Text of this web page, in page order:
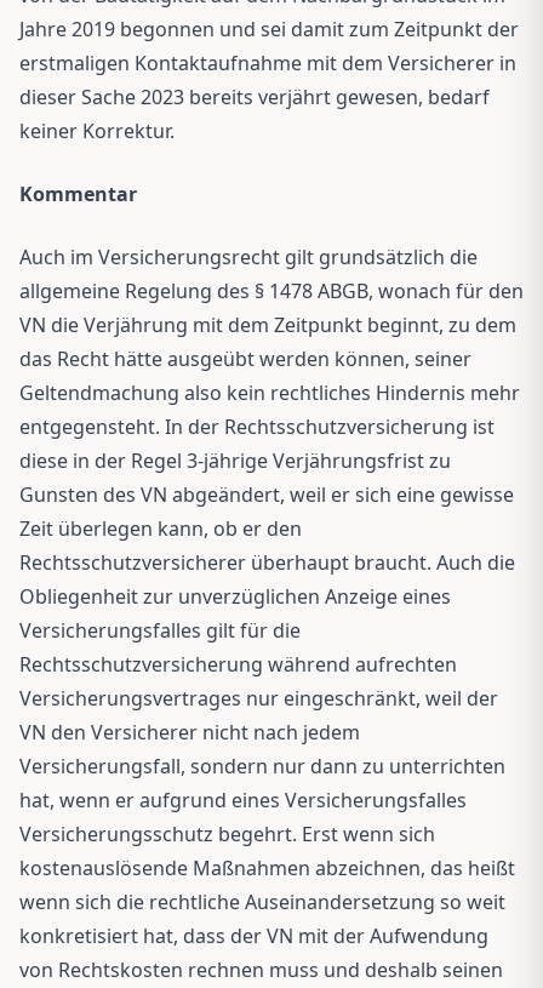
Jahre 2019 begonnen und sei damit zum Zeitpunkt der
erstmaligen Kontaktaufnahme mit dem Versicherer in
dieser Sache 2023 bereits verjährt gewesen, bedarf
keiner Korrektur.
Kommentar
Auch im Versicherungsrecht gilt grundsätzlich die
allgemeine Regelung des § 1478 ABGB, wonach für den
VN die Verjährung mit dem Zeitpunkt beginnt, zu dem
das Recht hätte ausgeübt werden können, seiner
Geltendmachung also kein rechtliches Hindernis mehr
entgegensteht. In der Rechtsschutzversicherung ist
diese in der Regel 3-jährige Verjährungsfrist zu
Gunsten des VN abgeändert, weil er sich eine gewisse
Zeit überlegen kann, ob er den
Rechtsschutzversicherer überhaupt braucht. Auch die
Obliegenheit zur unverzüglichen Anzeige eines
Versicherungsfalles gilt für die
Rechtsschutzversicherung während aufrechten
Versicherungsvertrages nur eingeschränkt, weil der
VN den Versicherer nicht nach jedem
Versicherungsfall, sondern nur dann zu unterrichten
hat, wenn er aufgrund eines Versicherungsfalles
Versicherungsschutz begehrt. Erst wenn sich
kostenauslösende Maßnahmen abzeichnen, das heißt
wenn sich die rechtliche Auseinandersetzung so weit
konkretisiert hat, dass der VN mit der Aufwendung
von Rechtskosten rechnen muss und deshalb seinen